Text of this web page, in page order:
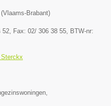
(Vlaams-Brabant)
52 , Fax: 02/ 306 38 55 , BTW-nr: